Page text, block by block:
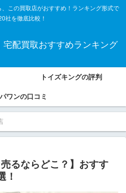
、この買取店がおすすめ！ランキング形式で
社を徹底比較！
宅配買取おすすめランキング
トイズキングの評判
ワンの口コミ
売るならどこ？】おすす
！